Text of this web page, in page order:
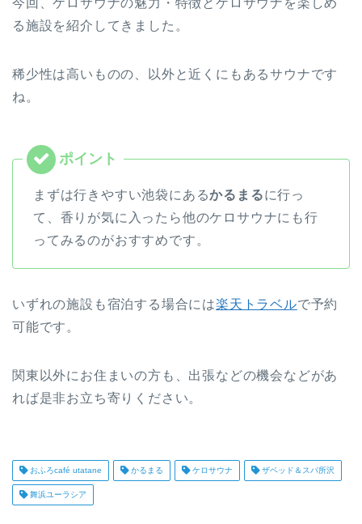
今回、ケロサウナの魅力・特徴とケロサウナを楽しめ
る施設を紹介してきました。
稀少性は高いものの、以外と近くにもあるサウナです
ね。
まずは行きやすい池袋にあるかるまるに行っ
て、香りが気に入ったら他のケロサウナにも行
ってみるのがおすすめです。
いずれの施設も宿泊する場合には楽天トラベルで予約
可能です。
関東以外にお住まいの方も、出張などの機会などがあ
れば是非お立ち寄りください。
おふろcafé utatane かるまる ケロサウナ ザベッド＆スパ所沢
舞浜ユーラシア